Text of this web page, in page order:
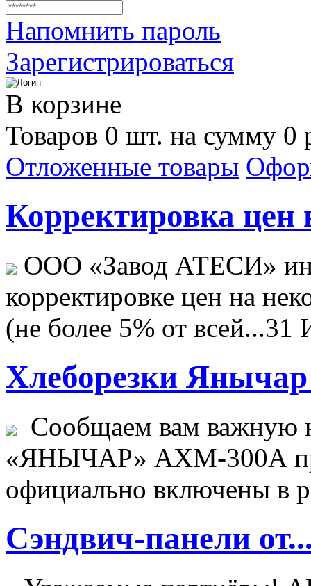
Напомнить пароль
Зарегистрироваться
В корзине
Товаров 0 шт. на сумму 0
Отложенные товары
Корректировка цен
ООО «Завод АТЕСИ»
корректировке цен на
(не более 5% от всей...31
Хлеборезки Янычар
Сообщаем вам важную
«ЯНЫЧАР» АХМ-300А
официально включены в
Сэндвич-панели